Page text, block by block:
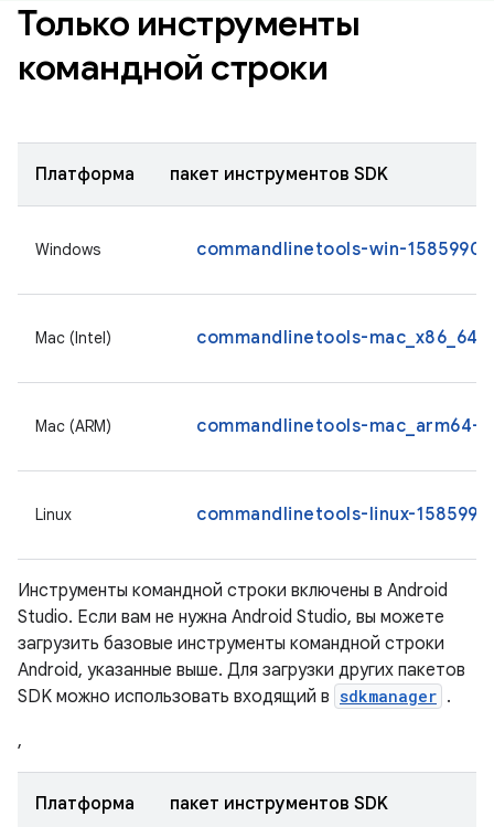
Только инструменты
командной строки
Платформа пакет инструментов SDK
Windows commandlinetools-win-
Mac (Intel) commandlinetools-
Mac (ARM) commandlinetools-mac_arm64-
Linux commandlinetools-linux-
Инструменты командной строки включены в Android
Studio. Если вам не нужна Android Studio, вы можете
загрузить базовые инструменты командной строки
Android, указанные выше. Для загрузки других пакетов
SDK можно использовать входящий в sdkmanager .
,
Платформа пакет инструментов SDK